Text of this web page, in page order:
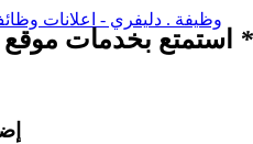
استمتع بخدمات *